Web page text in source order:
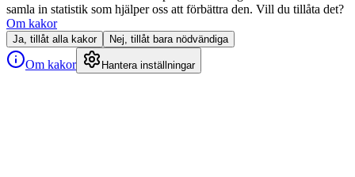
samla in statistik som hjälper oss att förbättra den. Vill du tillåta det?
Om kakor
Ja, tillåt alla kakor Nej, tillåt bara nödvändiga
Om kakor Hantera inställningar